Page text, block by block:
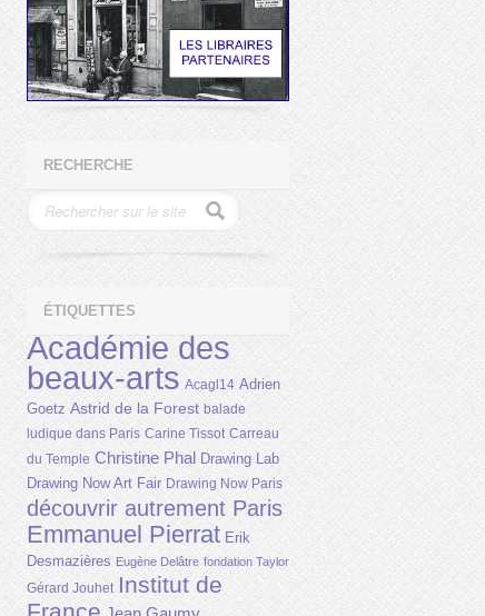
RECHERCHE
ÉTIQUETTES
Académie des
beaux-arts Acagl14 Adrien
Goetz Astrid de la Forest balade
ludique dans Paris Carine Tissot Carreau
du Temple Christine Phal Drawing Lab
Drawing Now Art Fair Drawing Now Paris
découvrir autrement Paris
Emmanuel Pierrat Erik
Desmazières Eugène Delâtre fondation Taylor
Gérard Jouhet Institut de